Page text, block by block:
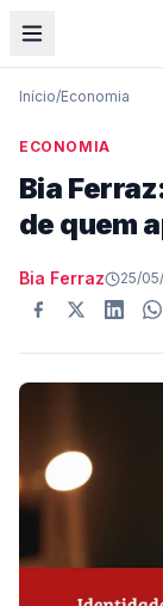
Início/Economia
ECONOMIA
Bia
de quem
Bia Ferraz 25/